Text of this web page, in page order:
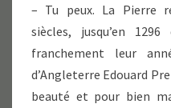
– Tu peux. La Pierre
siècles, jusqu’en
franchement leur
d’Angleterre Edouard
beauté et pour bien